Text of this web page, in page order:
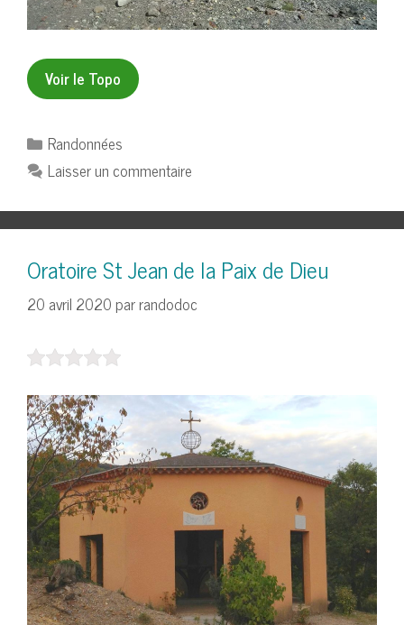
Voir le Topo
Catégories
Randonnées
Laisser un commentaire
Oratoire St Jean de la Paix de Dieu
20 avril 2020parrandodoc